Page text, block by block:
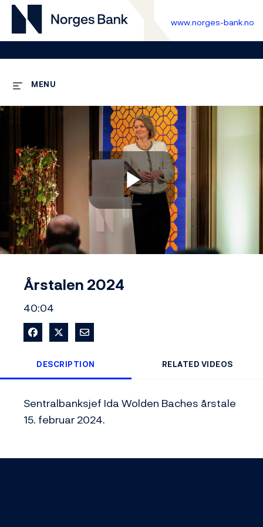
www.norges-bank.no
MENU
Play
Årstalen 2024
40:04
Share on Facebook
Share on XShare via Email
DESCRIPTION RELATED VIDEOS
Sentralbanksjef Ida Wolden Baches årstale
15. februar 2024.